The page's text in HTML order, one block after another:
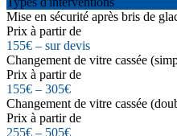
Mise en sécurité après bris de
Prix à partir de
155€ – sur devis
Changement de vitre cassée
Prix à partir de
155€ – 305€
Changement de vitre cassée
Prix à partir de
255€ – 505€